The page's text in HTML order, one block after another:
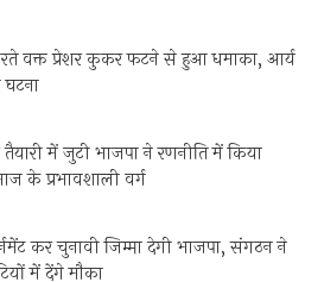
वक्त प्रेशर कुकर फटने से हुआ धमाका, आर्य
में जुटी भाजपा ने रणनीति में किया
के प्रभावशाली वर्ग
कर चुनावी जिम्मा देगी भाजपा, संगठन ने
में देंगे मौका